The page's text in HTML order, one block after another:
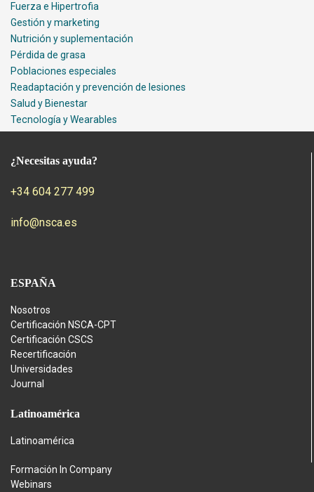
Fuerza e Hipertrofia
Gestión y marketing
Nutrición y suplementación
Pérdida de grasa
Poblaciones especiales
Readaptación y prevención de lesiones
Salud y Bienestar
Tecnología y Wearables
¿Necesitas ayuda?
+34 604 277 499
info@nsca.es
ESPAÑA
Nosotros
Certificación NSCA-CPT
Certificación CSCS
Recertificación
Universidades
Journal
Latinoamérica
Latinoamérica
Formación In Company
Webinars